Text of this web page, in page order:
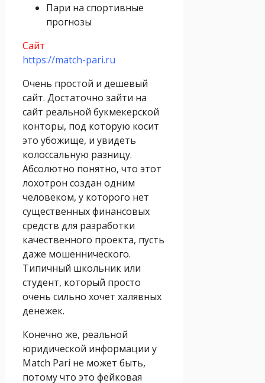
Пари на спортивные
прогнозы
Сайт
https://match-pari.ru
Очень простой и дешевый
сайт. Достаточно зайти на
сайт реальной букмекерской
конторы, под которую косит
это убожище, и увидеть
колоссальную разницу.
Абсолютно понятно, что этот
лохотрон создан одним
человеком, у которого нет
существенных финансовых
средств для разработки
качественного проекта, пусть
даже мошеннического.
Типичный школьник или
студент, который просто
очень сильно хочет халявных
денежек.
Конечно же, реальной
юридической информации у
Match Pari не может быть,
потому что это фейковая